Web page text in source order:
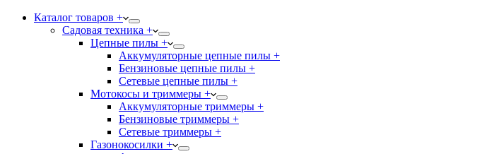
Каталог товаров +
Садовая техника +
Цепные пилы +
Аккумуляторные цепные пилы +
Бензиновые цепные пилы +
Сетевые цепные пилы +
Мотокосы и триммеры +
Аккумуляторные триммеры +
Бензиновые триммеры +
Сетевые триммеры +
Газонокосилки +